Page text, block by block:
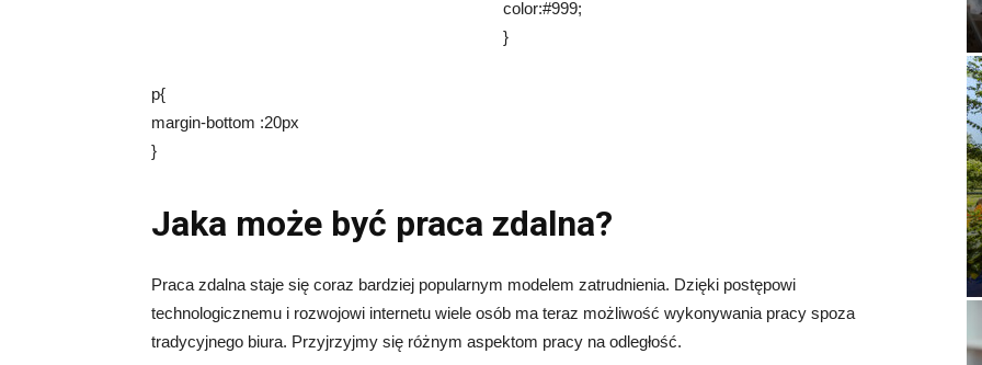
color:#999;
}
p{
margin-bottom :20px
}
Jaka może być praca zdalna?
Praca zdalna staje się coraz bardziej popularnym modelem zatrudnienia. Dzięki postępowi
technologicznemu i rozwojowi internetu wiele osób ma teraz możliwość wykonywania pracy spoza
tradycyjnego biura. Przyjrzyjmy się różnym aspektom pracy na odległość.